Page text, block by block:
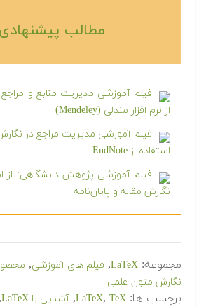
مطالب پیشنهادی‎
فیلم آموزشی مدیریت منابع و مراجع
از نرم افزار مندلی (Mendeley)
فیلم آموزشی مدیریت مراجع در
استفاده از EndNote
فیلم آموزشی پژوهش دانشگاهی: از
نگارش مقاله و پایان‌نامه
مجموعه: LaTeX
, فیلم های آموزشی,
نگارش متون علمی
برچسب ها: LaTeX, TeX
, آشنایی با LaTeX